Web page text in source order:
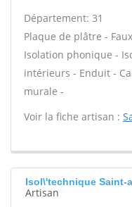
Département: 31
Plaque de plâtre -
Isolation phonique -
intérieurs - Enduit -
murale -
Voir la fiche artisan :
Isol\'technique Saint-
Artisan